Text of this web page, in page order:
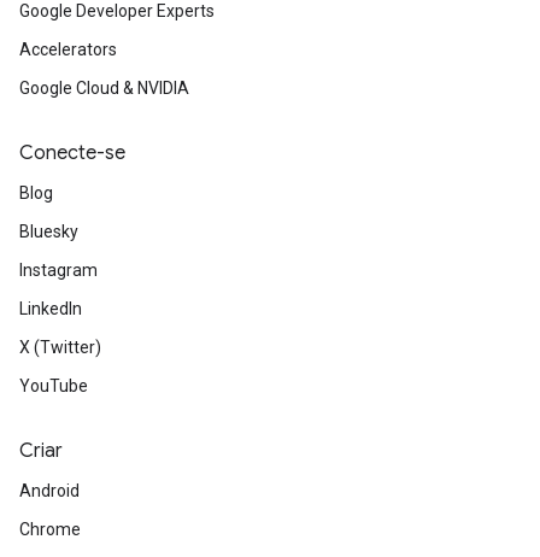
Google Developer Experts
Accelerators
Google Cloud & NVIDIA
Conecte-se
Blog
Bluesky
Instagram
LinkedIn
X (Twitter)
YouTube
Criar
Android
Chrome